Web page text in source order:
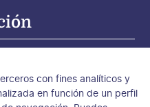
con fines analíticos y
en función de un perfil